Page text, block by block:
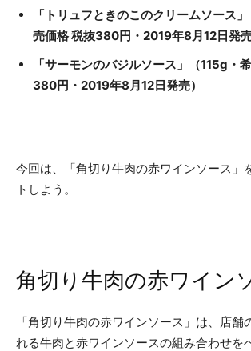
「トリュフときのこのクリームソース
売価格 税抜380円・2019年8月12日発売
「サーモンのバジルソース」（115g・
380円・2019年8月12日発売）
今回は、「角切り牛肉の赤ワインソース」
トしよう。
角切り牛肉の赤ワイン
「角切り牛肉の赤ワインソース」は、店舗
れる牛肉と赤ワインソースの組み合わせを